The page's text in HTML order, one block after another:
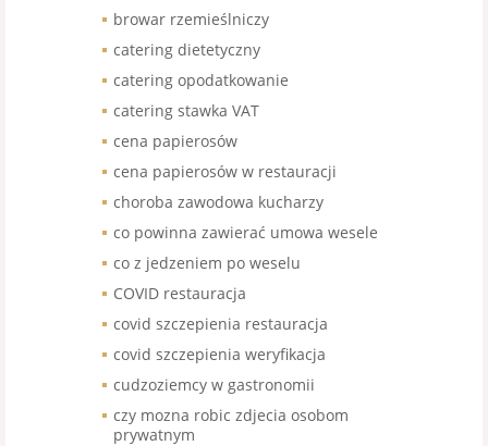
browar rzemieślniczy
catering dietetyczny
catering opodatkowanie
catering stawka VAT
cena papierosów
cena papierosów w restauracji
choroba zawodowa kucharzy
co powinna zawierać umowa wesele
co z jedzeniem po weselu
COVID restauracja
covid szczepienia restauracja
covid szczepienia weryfikacja
cudzoziemcy w gastronomii
czy mozna robic zdjecia osobom
prywatnym